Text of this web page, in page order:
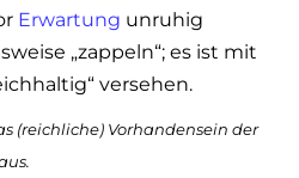
Erwartung unruhig
„zappeln“; es ist mit
versehen.
(reichliche) Vorhandensein der